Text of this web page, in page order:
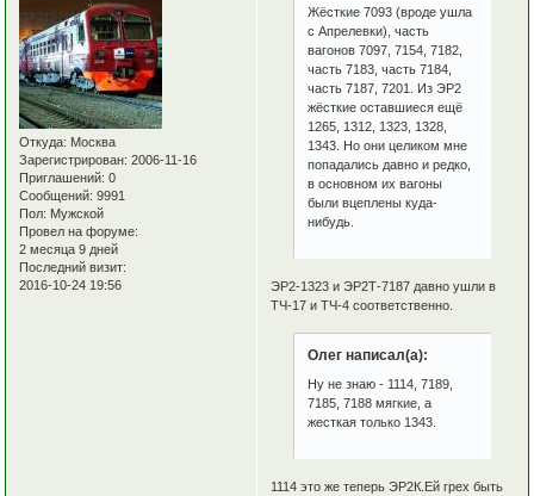
Откуда: Москва
Зарегистрирован: 2006-11-16
Приглашений: 0
Сообщений: 9991
Пол: Мужской
Провел на форуме:
2 месяца 9 дней
Последний визит:
2016-10-24 19:56
Жёсткие 7093 (вроде ушла
с Апрелевки), часть
вагонов 7097, 7154, 7182,
часть 7183, часть 7184,
часть 7187, 7201. Из ЭР2
жёсткие оставшиеся ещё
1265, 1312, 1323, 1328,
1343. Но они целиком мне
попадались давно и редко,
в основном их вагоны
были вцеплены куда-
нибудь.
ЭР2-1323 и ЭР2Т-7187 давно ушли в
ТЧ-17 и ТЧ-4 соответственно.
Олег написал(а):
Ну не знаю - 1114, 7189,
7185, 7188 мягкие, а
жесткая только 1343.
1114 это же теперь ЭР2К.Ей грех быть